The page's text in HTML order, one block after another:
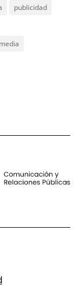
publicidad